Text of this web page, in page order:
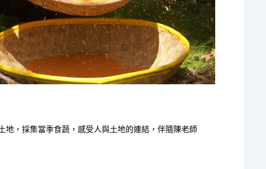
地，採集當季食蔬，感受人與土地的連結，伴隨陳老師